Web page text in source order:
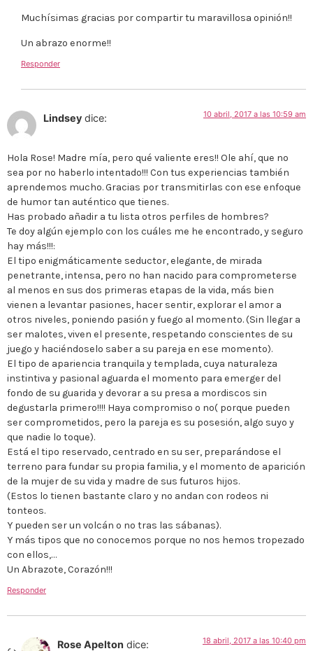
Muchísimas gracias por compartir tu maravillosa opinión!!
Un abrazo enorme!!
Responder
Lindsey dice: 10 abril, 2017 a las 10:59 am
Hola Rose! Madre mía, pero qué valiente eres!! Ole ahí, que no
sea por no haberlo intentado!!! Con tus experiencias también
aprendemos mucho. Gracias por transmitirlas con ese enfoque
de humor tan auténtico que tienes.
Has probado añadir a tu lista otros perfiles de hombres?
Te doy algún ejemplo con los cuáles me he encontrado, y seguro
hay más!!!:
El tipo enigmáticamente seductor, elegante, de mirada
penetrante, intensa, pero no han nacido para comprometerse
al menos en sus dos primeras etapas de la vida, más bien
vienen a levantar pasiones, hacer sentir, explorar el amor a
otros niveles, poniendo pasión y fuego al momento. (Sin llegar a
ser malotes, viven el presente, respetando conscientes de su
juego y haciéndoselo saber a su pareja en ese momento).
El tipo de apariencia tranquila y templada, cuya naturaleza
instintiva y pasional aguarda el momento para emerger del
fondo de su guarida y devorar a su presa a mordiscos sin
degustarla primero!!!! Haya compromiso o no( porque pueden
ser comprometidos, pero la pareja es su posesión, algo suyo y
que nadie lo toque).
Está el tipo reservado, centrado en su ser, preparándose el
terreno para fundar su propia familia, y el momento de aparición
de la mujer de su vida y madre de sus futuros hijos.
(Estos lo tienen bastante claro y no andan con rodeos ni
tonteos.
Y pueden ser un volcán o no tras las sábanas).
Y más tipos que no conocemos porque no nos hemos tropezado
con ellos,…
Un Abrazote, Corazón!!!
Responder
Rose Apelton dice: 18 abril, 2017 a las 10:40 pm